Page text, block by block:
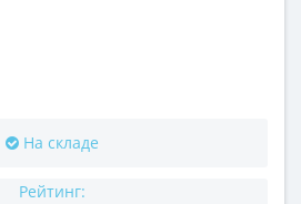
На складе
Рейтинг: